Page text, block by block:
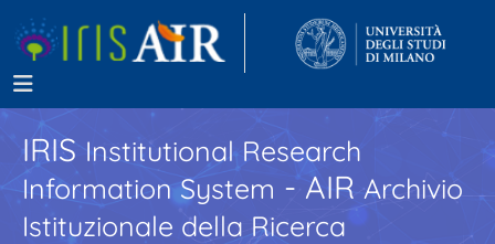
IRISInstitutional Research
Information System - AIR Archivio
Istituzionale della Ricerca